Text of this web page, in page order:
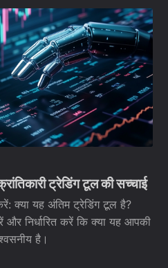
ट्रेडिंग टूल की सच्चाई
क्या यह अंतिम ट्रेडिंग टूल है?
निर्धारित करें कि क्या यह आपकी
है।